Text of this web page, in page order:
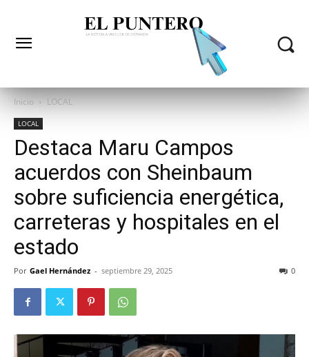
Inicio LOCAL
LOCAL
Destaca Maru Campos
acuerdos con Sheinbaum
sobre suficiencia energética,
carreteras y hospitales en el
estado
Por Gael Hernández - septiembre 29, 2025 0